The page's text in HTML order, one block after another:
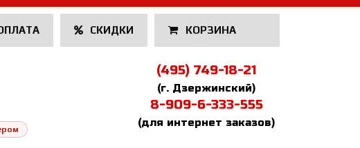
СКИДКИ КОРЗИНА
(495) 749-18-21
(г. Дзержинский)
8-909-6-333-555
(для интернет заказов)